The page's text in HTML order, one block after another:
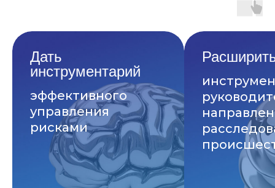
Дать
инструментарий
эффективного
управления
рисками